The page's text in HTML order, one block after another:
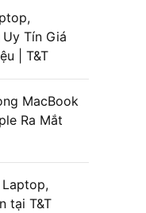
Tín Giá
| T&T
MacBook
Ra Mắt
tại T&T